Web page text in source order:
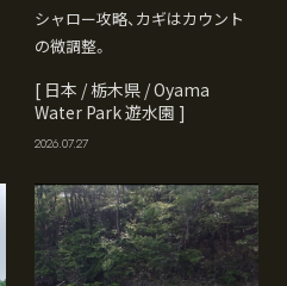
シャロー攻略、カギはカウント
の微調整。
[ 日本 / 栃木県 / Oyama
Water Park 遊水園 ]
2026.07.27